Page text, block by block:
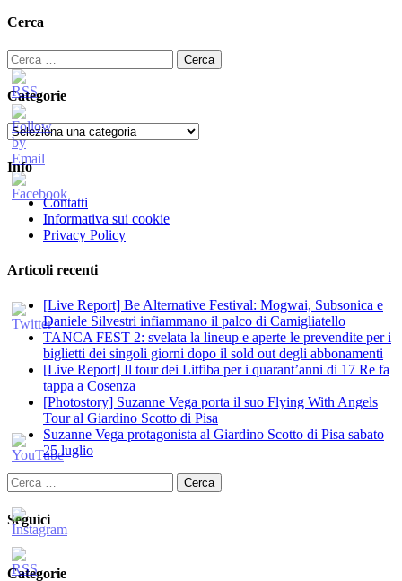
Cerca
Ricerca
per:
Categorie
Categorie
Info
Contatti
Informativa sui cookie
Privacy Policy
Articoli recenti
[Live Report] Be Alternative Festival: Mogwai, Subsonica e
Daniele Silvestri infiammano il palco di Camigliatello
TANCA FEST 2: svelata la lineup e aperte le prevendite per i
biglietti dei singoli giorni dopo il sold out degli abbonamenti
[Live Report] Il tour dei Litfiba per i quarant’anni di 17 Re fa
tappa a Cosenza
[Photostory] Suzanne Vega porta il suo Flying With Angels
Tour al Giardino Scotto di Pisa
Suzanne Vega protagonista al Giardino Scotto di Pisa sabato
25 luglio
Ricerca
per:
Seguici
Categorie